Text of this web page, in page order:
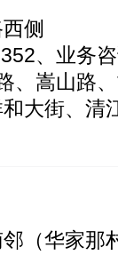
侧
、业务
、嵩山路
大街、清
（华家那